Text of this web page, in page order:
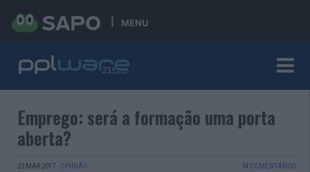
MENU
Emprego: será a formação uma porta
aberta?
23 MAR 2017 · OPINIÃO 34 COMENTÁRIOS